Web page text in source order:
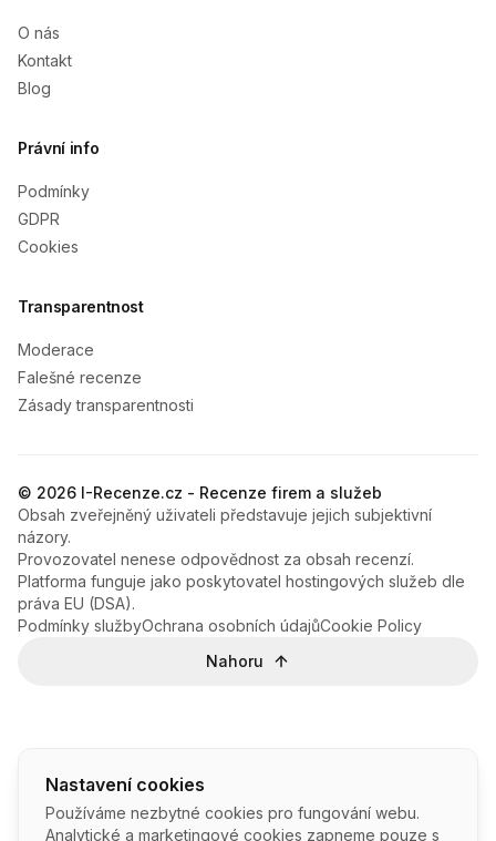
Nastavení cookies
Používáme nezbytné cookies pro fungování webu.
Analytické a marketingové cookies zapneme pouze s
O nás
Kontakt
Blog
Právní info
Podmínky
GDPR
Cookies
Transparentnost
Moderace
Falešné recenze
Zásady transparentnosti
© 2026 I-Recenze.cz - Recenze firem a služeb
Obsah zveřejněný uživateli představuje jejich subjektivní
názory.
Provozovatel nenese odpovědnost za obsah recenzí.
Platforma funguje jako poskytovatel hostingových služeb dle
práva EU (DSA).
Podmínky službyOchrana osobních údajůCookie Policy
Nahoru